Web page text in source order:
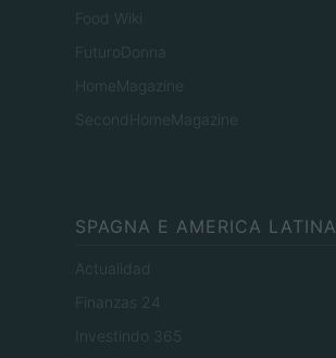
Food Wiki
FuturoDonna
HomeMagazine
SecondHomeMagazine
SPAGNA E AMERICA LATINA
Actualidad
Finanzas 24
Investindo 365